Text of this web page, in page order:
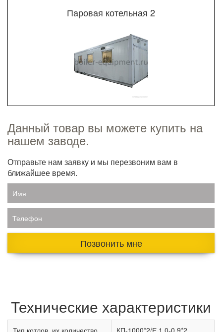
Паровая котельная 2
Данный товар вы можете купить на
нашем заводе.
Отправьте нам заявку и мы перезвоним вам в
ближайшее время.
Имя
Телефон
Позвонить мне
Технические характеристики
Тип котлов, их количество КП-1000*2/Е 1,0-0,9*2